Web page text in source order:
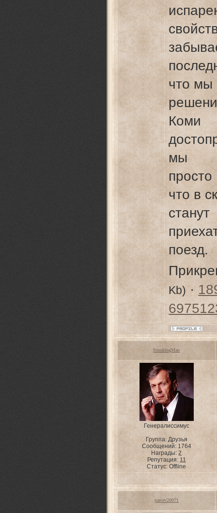
что мы
Коми
мы
что в
поезд.
Kb) ·
SmokingMan
Генералиссимус
Группа: Друзья
Сообщений: 1764
Награды:2
Репутация: 11
Статус:Offline
yarcev20071